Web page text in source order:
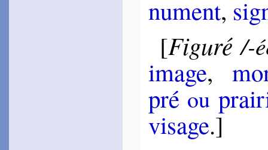
nu­ment,
[Figuré /-
image,
pré ou
vi­sage.]